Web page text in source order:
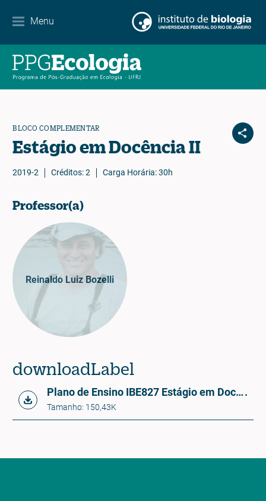
Menu
Contact
BLOCO COMPLEMENTAR
Estágio em Docência II
2019-2 Créditos: 2 Carga Horária: 30h
Professor(a)
Reinaldo Luiz Bozelli
downloadLabel
Plano de Ensino IBE827 Estágio em Docência II.
Tamanho: 150,43K